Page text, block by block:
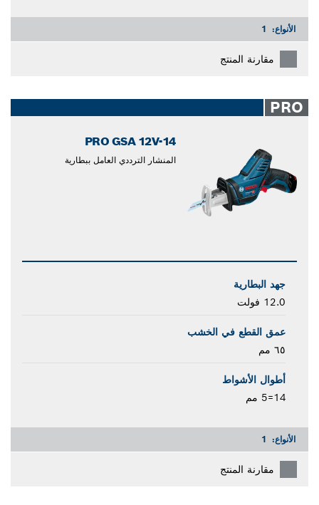
الأنواع: 1
مقارنة المنتج
PRO
PRO GSA 12V-14
المنشار الترددي العامل ببطارية
جهد البطارية
12.0 فولت
عمق القطع في الخشب
٦٥ مم
أطوال الأشواط
14=5 مم
الأنواع: 1
مقارنة المنتج